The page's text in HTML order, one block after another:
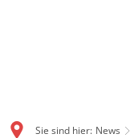
Sie sind hier: News